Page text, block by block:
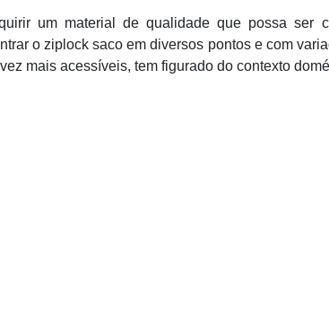
um material de qualidade que possa ser
o ziplock saco em diversos pontos e com
mais acessíveis, tem figurado do contexto